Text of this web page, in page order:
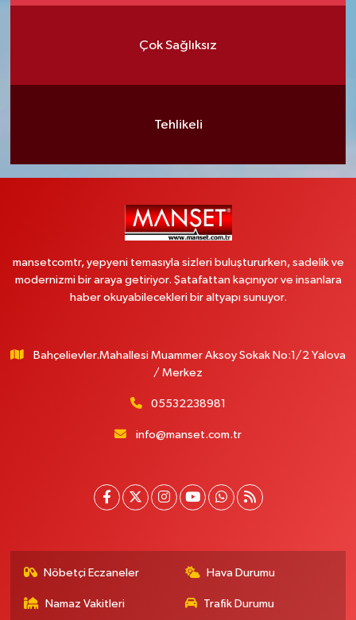
Çok Sağlıksız
Tehlikeli
mansetcomtr, yepyeni temasıyla sizleri buluştururken, sadelik ve
modernizmi bir araya getiriyor. Şatafattan kaçınıyor ve insanlara
haber okuyabilecekleri bir altyapı sunuyor.
Bahçelievler.Mahallesi Muammer Aksoy Sokak No:1/2 Yalova
/ Merkez
05532238981
info@manset.com.tr
Nöbetçi Eczaneler Hava Durumu
Namaz Vakitleri Trafik Durumu